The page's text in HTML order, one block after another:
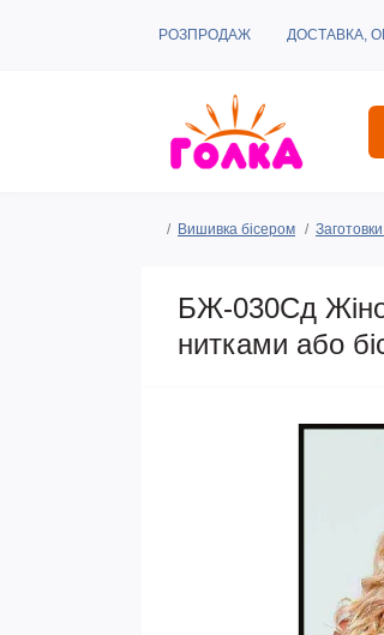
РОЗПРОДАЖ ДОСТАВКА,
Вишивка бісером
БЖ-030Сд
нитками або